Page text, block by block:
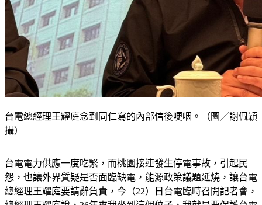
台電總經理王耀庭念到同仁寫的內部信後哽咽。（圖／謝佩穎
攝）
台電電力供應一度吃緊，而桃園接連發生停電事故，引起民
怨，也讓外界質疑是否面臨缺電，能源政策議題延燒，讓台電
總經理王耀庭要請辭負責，今（22）日台電臨時召開記者會，